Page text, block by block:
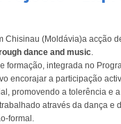
Chisinau (Moldávia)a acção
dance and music
formação, integrada no
encorajar a participação
promovendo a tolerência e
através da dança e
formal.